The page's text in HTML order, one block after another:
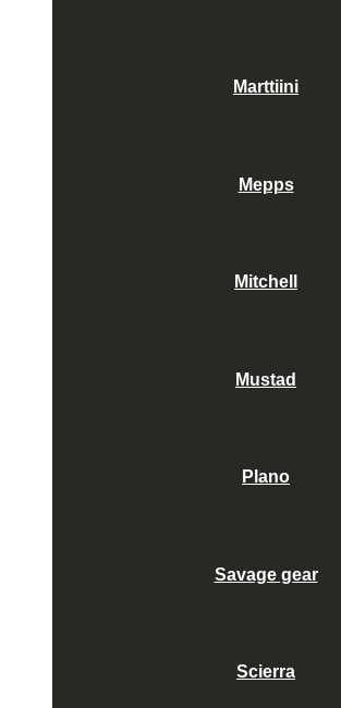
Marttiini
Mepps
Mitchell
Mustad
Plano
Savage gear
Scierra